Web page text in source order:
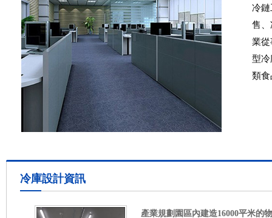
冷鏈
售、
業從
型冷
類食
冷庫設計資訊
產業規劃園區內建造16000平米的